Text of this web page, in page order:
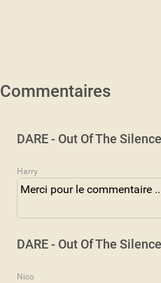
Commentaires
DARE - Out Of The
Harry
Merci pour le commentaire
DARE - Out Of The
Nico